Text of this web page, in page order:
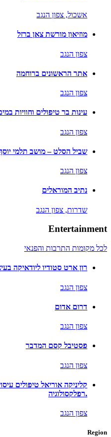
אשכול, צפון הנגב
מוזיאון מורשת צאן ברזל
צפון הנגב
אתר הראשונים ברוחמה
צפון הנגב
עינות בר טיפולים וחוויות
צפון הנגב
שביל הסלט – מושב תלמי
צפון הנגב
נתיב המוראלים
שדרות, צפון הנגב
Entertainment
לכל מקומות התרבות והפנאי
רון ארט סטודיו ליודאיקה
צפון הנגב
דרום אדום
צפון הנגב
פסטיבל קסם המדבר
צפון הנגב
קליניקה אוריאל טיפולים
.רפלקסולוגיה
צפון הנגב
Region